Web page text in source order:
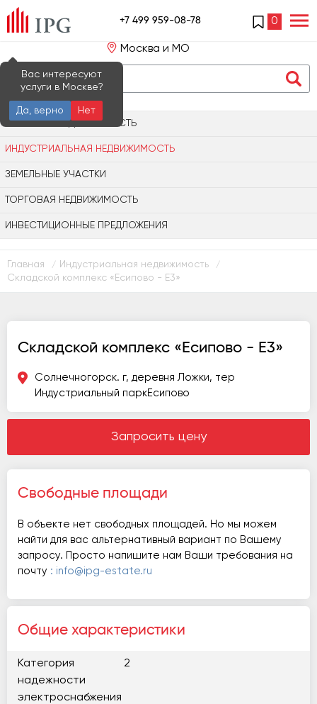
+7 499 959-08-78 0
Москва и МО
Вас интересуют
услуги в Москве?
Да, верно
Нет
ОФИСНАЯ НЕДВИЖИМОСТЬ
ИНДУСТРИАЛЬНАЯ НЕДВИЖИМОСТЬ
ЗЕМЕЛЬНЫЕ УЧАСТКИ
ТОРГОВАЯ НЕДВИЖИМОСТЬ
ИНВЕСТИЦИОННЫЕ ПРЕДЛОЖЕНИЯ
Главная / Индустриальная недвижимость /
Складской комплекс «Есипово - Е3»
Складской комплекс «Есипово - Е3»
Солнечногорск. г, деревня Ложки, тер
Индустриальный паркЕсипово
Запросить цену
Свободные площади
В объекте нет свободных площадей. Но мы можем
найти для вас альтернативный вариант по Вашему
запросу. Просто напишите нам Ваши требования на
почту : info@ipg-estate.ru
Общие характеристики
Категория
надежности
электроснабжения
2